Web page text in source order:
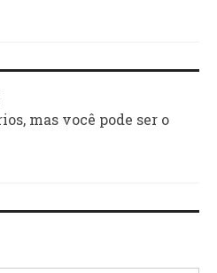
mas você pode ser o